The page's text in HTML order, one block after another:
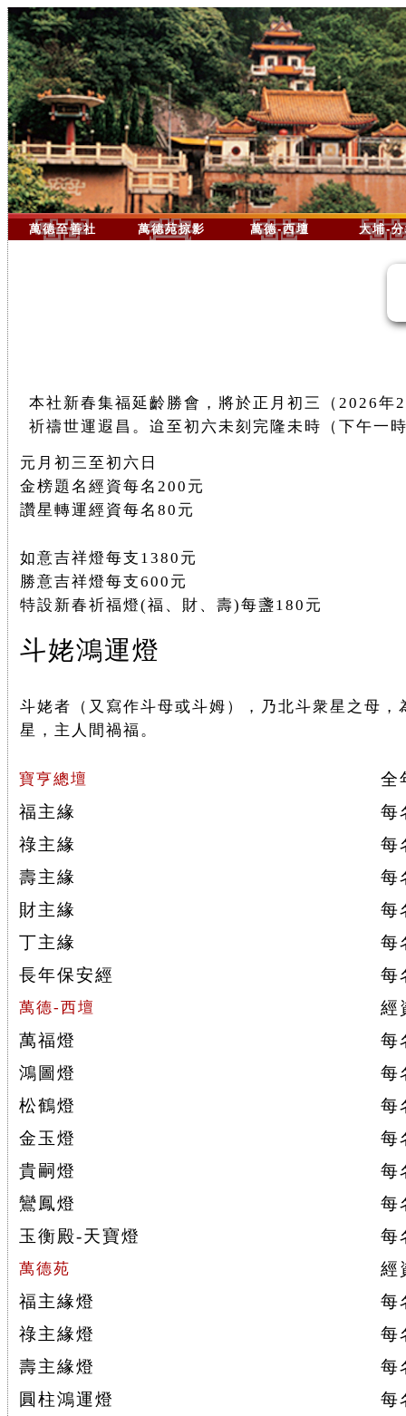
萬德至善社 萬德苑掠影 萬德-西壇 大埔-
本社新春集福延齡勝會，將於正月初三（2026
祈禱世運遐昌。迨至初六未刻完隆未時（下午一
元月初三至初六日
金榜題名經資每名200元
讚星轉運經資每名80元
如意吉祥燈每支1380元
勝意吉祥燈每支600元
特設新春祈福燈(福、財、壽)每盞180元
斗姥鴻運燈
斗姥者（又寫作斗母或斗姆），乃北斗衆星之母
星，主人間禍福。
寶亨總壇
全
福主緣
每
祿主緣
每
壽主緣
每
財主緣
每
丁主緣
每
長年保安經
每
萬德-西壇
經
萬福燈
每
鴻圖燈
每
松鶴燈
每
金玉燈
每
貴嗣燈
每
鸞鳳燈
每
玉衡殿-天寶燈
每
萬德苑
經
福主緣燈
每
祿主緣燈
每
壽主緣燈
每
圓柱鴻運燈
每